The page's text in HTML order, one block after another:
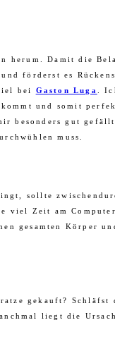
herum. Damit die
förderst es
bei Gaston Luga
.
und somit
besonders gut
muss.
sollte
viel Zeit am
gesamten Körper
gekauft?
liegt die